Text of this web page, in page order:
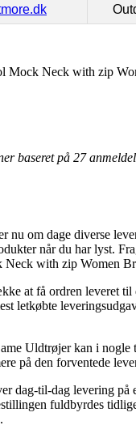
Mock Neck with zip
baseret på 27
nu om dage diverse
når du har lyst.
with zip Women
at få ordren leveret
letkøbte
Uldtrøjer kan i
på den forventede
dag-til-dag levering
fuldbyrdes